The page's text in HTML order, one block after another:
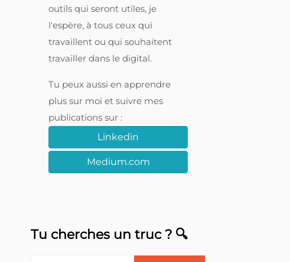
outils qui seront utiles, je
l'espère, à tous ceux qui
travaillent ou qui souhaitent
travailler dans le digital.
Tu peux aussi en apprendre
plus sur moi et suivre mes
publications sur :
Linkedin
Medium.com
Tu cherches un truc ? 🔍